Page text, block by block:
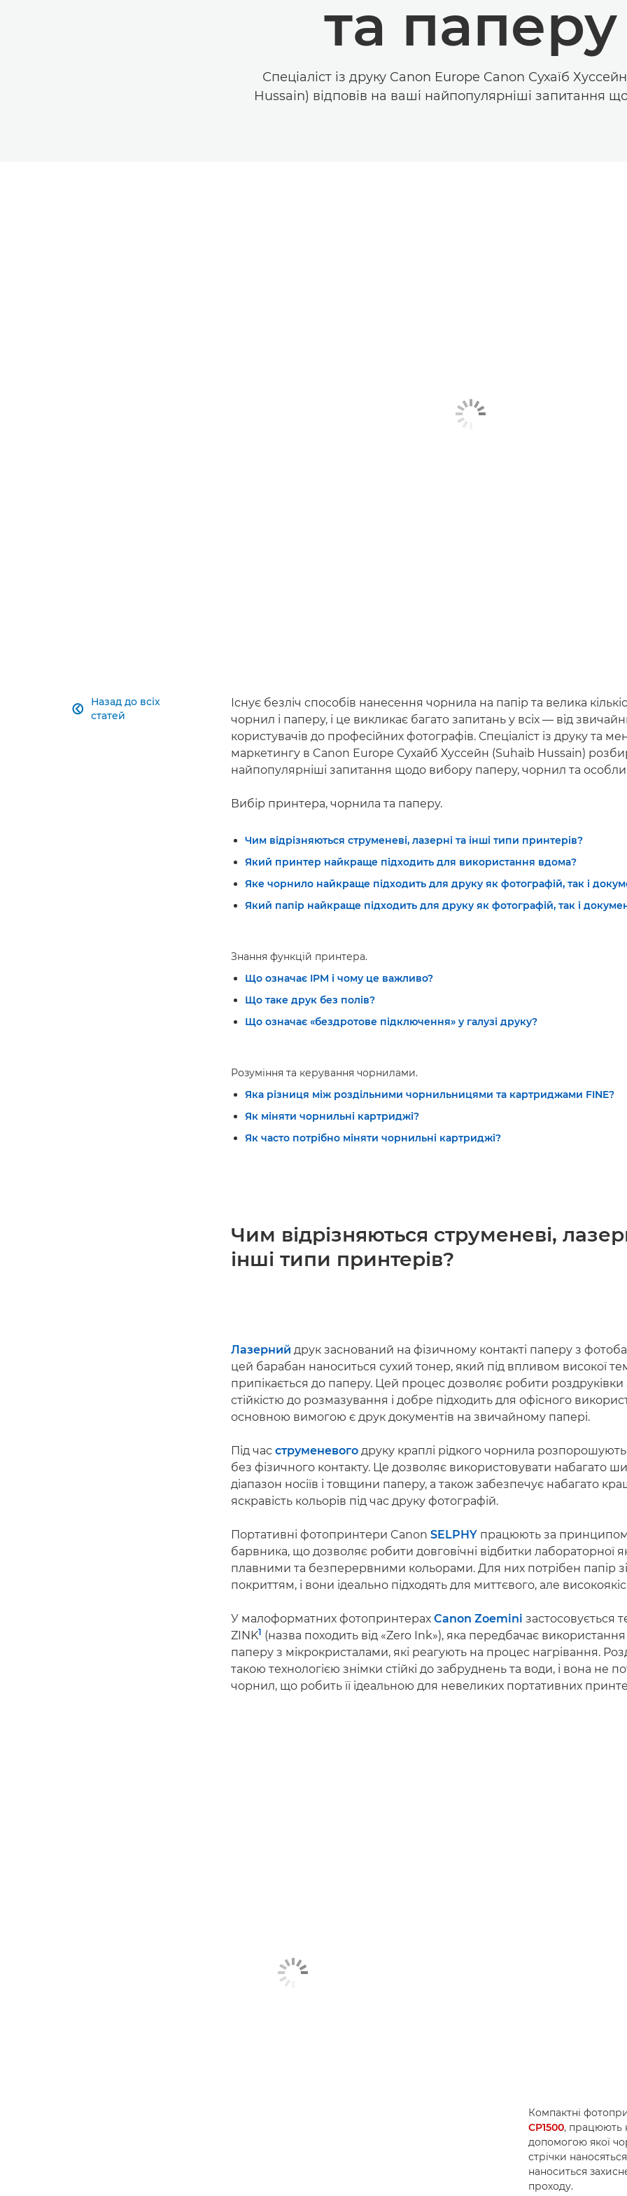
та паперу
Спеціаліст із друку Canon Europe Canon Сухаїб
Hussain) відповів на ваші найпопулярніші запитання
Назад до всіх
статей

Існує безліч способів нанесення чорнила на папір та велика
чорнил і паперу, і це викликає багато запитань у всіх — від
користувачів до професійних фотографів. Спеціаліст із друку та
маркетингу в Canon Europe Сухайб Хуссейн (Suhaib Hussain)
найпопулярніші запитання щодо вибору паперу, чорнил та
Вибір принтера, чорнила та паперу.
Чим відрізняються струменеві, лазерні та інші типи принтерів?
Який принтер найкраще підходить для використання вдома?
Яке чорнило найкраще підходить для друку як фотографій, так і
Який папір найкраще підходить для друку як фотографій, так і
Знання функцій принтера.
Що означає IPM і чому це важливо?
Що таке друк без полів?
Що означає «бездротове підключення» у галузі друку?
Розуміння та керування чорнилами.
Яка різниця між роздільними чорнильницями та картриджами FINE?
Як міняти чорнильні картриджі?
Як часто потрібно міняти чорнильні картриджі?
Чим відрізняються струменеві,
інші типи принтерів?
Лазерний друк заснований на фізичному контакті паперу з
цей барабан наноситься сухий тонер, який під впливом високої
припікається до паперу. Цей процес дозволяє робити
стійкістю до розмазування і добре підходить для офісного
основною вимогою є друк документів на звичайному папері.
Під час струменевого друку краплі рідкого чорнила
без фізичного контакту. Це дозволяє використовувати набагато
діапазон носіїв і товщини паперу, а також забезпечує набагато
яскравість кольорів під час друку фотографій.
Портативні фотопринтери Canon SELPHY працюють за принципом
барвника, що дозволяє робити довговічні відбитки лабораторної
плавними та безперервними кольорами. Для них потрібен папір
покриттям, і вони ідеально підходять для миттєвого, але
У малоформатних фотопринтерах Canon Zoemini застосовується
ZINK1 (назва походить від «Zero Ink»), яка передбачає
паперу з мікрокристалами, які реагують на процес нагрівання.
такою технологією знімки стійкі до забруднень та води, і вона не
чорнил, що робить її ідеальною для невеликих портативних
Компактні
CP1500, працюють
допомогою якої
стрічки
наноситься
проходу.